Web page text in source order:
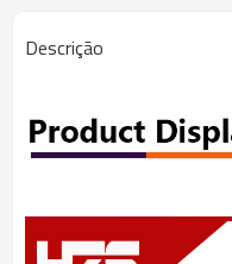
Descrição